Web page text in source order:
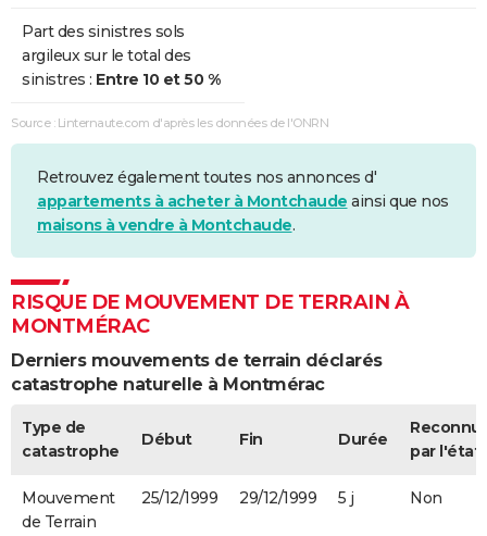
Part des sinistres sols
argileux sur le total des
sinistres : Entre 10 et 50 %
Source : Linternaute.com d'après les données de l'ONRN
Retrouvez également toutes nos annonces d'
appartements à acheter à Montchaude ainsi que nos
maisons à vendre à Montchaude.
RISQUE DE MOUVEMENT DE TERRAIN À
MONTMÉRAC
Derniers mouvements de terrain déclarés
catastrophe naturelle à Montmérac
Type de
catastrophe
Début Fin Durée
par l'état
Mouvement
de Terrain
25/12/1999 29/12/1999 5 j Non